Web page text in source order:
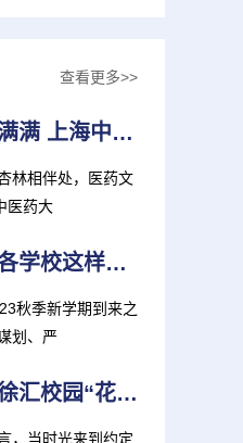
查看更多>>
中医药文化元素满满 上海中医大推出新生大礼包
林相伴处，医药文
医药大
开学在即！崇明各学校这样准备迎接新学期
秋季新学期到来之
划、严
你好，新朋友！徐汇校园“花式”迎新 打造“独家记忆”
，当时光来到约定